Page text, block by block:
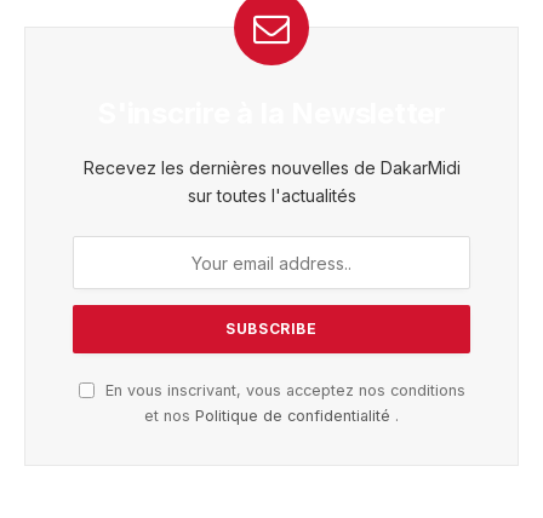
Recevez les dernières nouvelles de DakarMidi
sur toutes l'actualités
En vous inscrivant, vous acceptez nos conditions
et nos Politique de confidentialité .